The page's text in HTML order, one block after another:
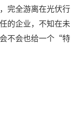
完全游离在光伏行
的企业，不知在未
不会也给一个“特